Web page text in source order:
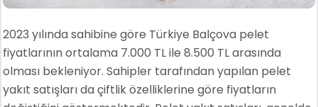
2023 yılında sahibine göre Türkiye Balçova pelet
fiyatlarının ortalama 7.000 TL ile 8.500 TL arasında
olması bekleniyor. Sahipler tarafından yapılan pelet
yakıt satışları da çiftlik özelliklerine göre fiyatların